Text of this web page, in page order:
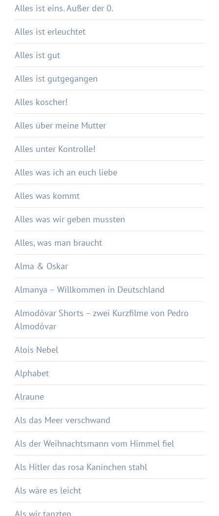
Alles ist eins. Außer der 0.
Alles ist erleuchtet
Alles ist gut
Alles ist gutgegangen
Alles koscher!
Alles über meine Mutter
Alles unter Kontrolle!
Alles was ich an euch liebe
Alles was kommt
Alles was wir geben mussten
Alles, was man braucht
Alma & Oskar
Almanya – Willkommen in Deutschland
Almodóvar Shorts – zwei Kurzfilme von Pedro
Almodóvar
Alois Nebel
Alphabet
Alraune
Als das Meer verschwand
Als der Weihnachtsmann vom Himmel fiel
Als Hitler das rosa Kaninchen stahl
Als wäre es leicht